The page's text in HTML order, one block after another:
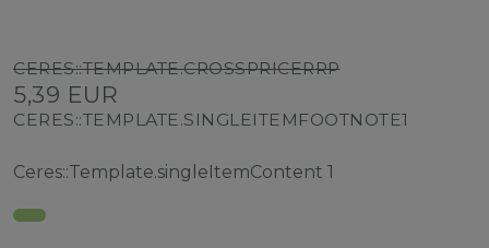
CERES::TEMPLATE.CROSSPRICERRP
5,39 EUR
CERES::TEMPLATE.SINGLEITEMFOOTNOTE1
Ceres::Template.singleItemContent 1